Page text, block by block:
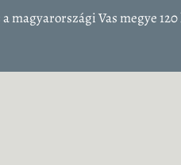
Vas megye